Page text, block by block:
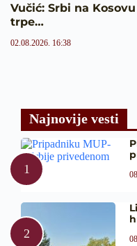
Vučić: Srbi na Kosovu
trpe…
02.08.2026. 16:38
Najnovije vesti